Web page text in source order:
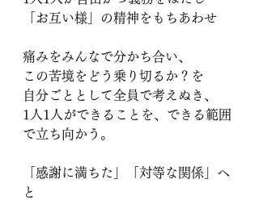
「お互い様」の精神をもちあわせ
痛みをみんなで分かち合い、
この苦境をどう乗り切るか？を
自分ごととして全員で考えぬき、
1人1人ができることを、できる範囲
で立ち向かう。
「感謝に満ちた」「対等な関係」へ
と